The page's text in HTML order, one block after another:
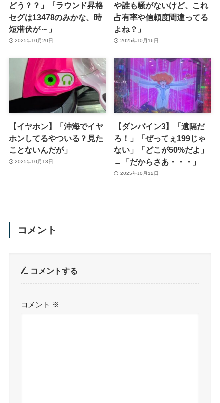
どう？？」「ラウンド昇格
セグは13478のみかな、時
短潜伏が～」
2025年10月20日
や誰も騒がないけど、これ
占有率や信頼度間違ってる
よね？」
2025年10月16日
【イヤホン】「沖海でイヤ
ホンしてるやついる？見た
ことないんだが」
2025年10月13日
【ダンバイン3】「遠隔だ
ろ！」「ぜってぇ199じゃ
ない」「どこが50%だよ」
→「だからさあ・・・」
2025年10月12日
コメント
コメントする
コメント ※